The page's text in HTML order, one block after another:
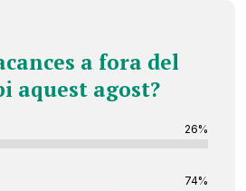
a fora del
aquest agost?
26%
74%